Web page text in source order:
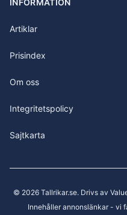
INFORMATION
Artiklar
Prisindex
Om oss
Integritetspolicy
Sajtkarta
© 2026 Tallrikar.se. Drivs av
Innehåller annonslänkar - vi